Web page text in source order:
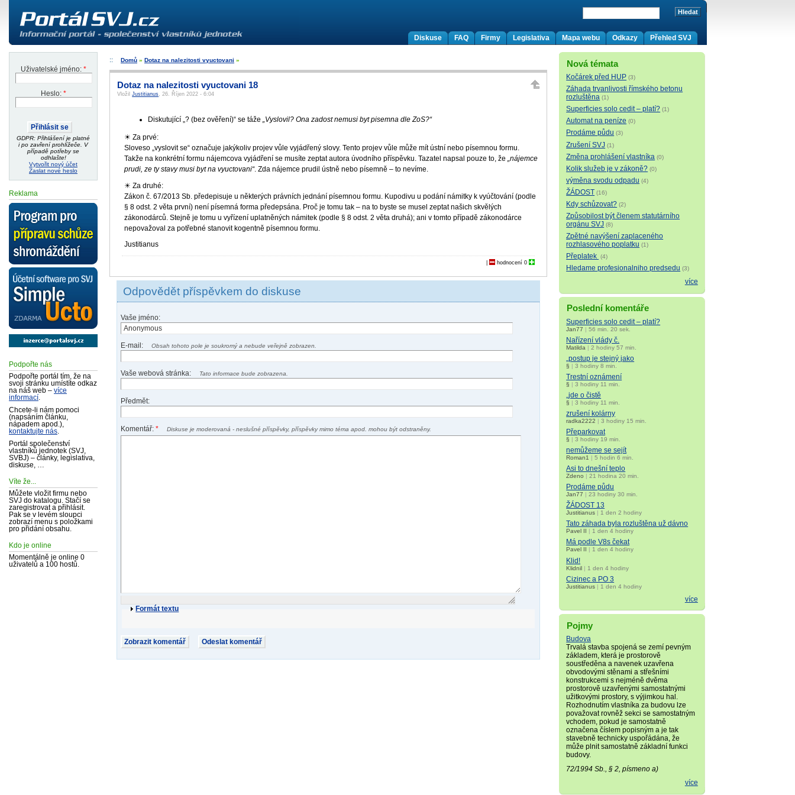
Přehled SVJ
Odkazy
Mapa webu
Legislativa
Firmy
FAQ
Diskuse
Uživatelské jméno: *
Heslo: *
GDPR: Přihlášení je platné
i po zavření prohlížeče. V
případě potřeby se
odhlašte!
Vytvořit nový účet
Zaslat nové heslo
Reklama
Podpořte nás
Podpořte portál tím, že na
svoji stránku umístíte odkaz
na náš web – více
informací
Chcete-li nám pomoci
(napsáním článku,
nápadem apod.),
kontaktujte nás
Portál společenství
vlastníků jednotek (SVJ,
SVBJ) – články, legislativa,
diskuse, …
Víte že...
Můžete vložit firmu nebo
SVJ do katalogu. Stačí se
zaregistrovat a přihlásit.
Pak se v levém sloupci
zobrazí menu s položkami
pro přidání obsahu.
Kdo je online
Momentálně je online 0
uživatelů a 100 hostů.
Nová témata
Kočárek před HUP (3)
Záhada trvanlivosti římského betonu
rozluštěna (1)
Superficies solo cedit – platí? (1)
Automat na peníze (0)
Prodáme půdu (3)
Zrušení SVJ (1)
Změna prohlášení vlastníka (0)
Kolik služeb je v zákoně? (0)
výměna svodu odpadu (4)
ŽÁDOST (16)
Kdy schůzovat? (2)
Způsobilost být členem statutárního
orgánu SVJ (8)
Zpětné navýšení zaplaceného
rozhlasového poplatku (1)
Přeplatek (4)
Hledame profesionalniho predsedu (3)
více
Poslední komentáře
Superficies solo cedit – platí?
Jan77 |56 min. 20 sek.
Nařízení vlády č.
Matilda |2 hodiny 57 min.
„postup je stejný jako
§ |3 hodiny 8 min.
Trestní oznámení
§ |3 hodiny 11 min.
„jde o čistě
§ |3 hodiny 11 min.
zrušení kolárny
radka2222 |3 hodiny 15 min.
Přeparkovat
§ |3 hodiny 19 min.
nemůžeme se sejít
Roman1 |5 hodin 6 min.
Asi to dnešní teplo
Zdeno |21 hodina 20 min.
Prodáme půdu
Jan77 |23 hodiny 30 min.
ŽÁDOST 13
Justitianus | 1 den 2 hodiny
Tato záhada byla rozluštěna už dávno
Pavel II 1 den 4 hodiny
Má podle V8s čekat
Pavel II 1 den 4 hodiny
Klid!
Klidnil | 1 den 4 hodiny
Cizinec a PO 3
Justitianus | 1 den 4 hodiny
více
Pojmy
Budova
Trvalá stavba spojená se zemí pevným
základem, která je prostorově
soustředěna a navenek uzavřena
obvodovými stěnami a střešními
konstrukcemi s nejméně dvěma
prostorově uzavřenými samostatnými
užitkovými prostory, s výjimkou hal.
Rozhodnutím vlastníka za budovu lze
považovat rovněž sekci se samostatným
vchodem, pokud je samostatně
označena číslem popisným a je tak
stavebně technicky uspořádána, že
může plnit samostatně základní funkci
budovy.
72/1994 Sb., § 2, písmeno a)
více
Domů » Dotaz na nalezitosti vyuctovani »
Dotaz na nalezitosti vyuctovani 18
VložilJustitianus, 26. Říjen 2022 - 6:04
Diskutující „? (bez ověření)“ se táže „Vyslovil? Ona zadost nemusi byt pisemna dle ZoS?“
☀ Za prvé:
Sloveso „vyslovit se“ označuje jakýkoliv projev vůle vyjádřený slovy. Tento projev vůle může mít ústní nebo písemnou formu.
Takže na konkrétní formu nájemcova vyjádření se musíte zeptat autora úvodního příspěvku. Tazatel napsal pouze to, že„nájemce
prudi, ze ty stavy musi byt na vyuctovani“. Zda nájemce prudil ústně nebo písemně – to nevíme.
☀ Za druhé:
Zákon č. 67/2013 Sb. předepisuje u některých právních jednání písemnou formu. Kupodivu u podání námitky k vyúčtování (podle
§ 8 odst. 2 věta první) není písemná forma předepsána. Proč je tomu tak – na to byste se musel zeptat našich skvělých
zákonodárců. Stejně je tomu u vyřízení uplatněných námitek (podle § 8 odst. 2 věta druhá); ani v tomto případě zákonodárce
nepovažoval za potřebné stanovit kogentně písemnou formu.
Justitianus
hodnocení 0
Odpovědět příspěvkem do diskuse
Vaše jméno:
E-mail: Obsah tohoto pole je soukromý a nebude veřejně zobrazen.
Vaše webová stránka: Tato informace bude zobrazena.
Předmět:
Komentář:* Diskuse je moderovaná - neslušné příspěvky, příspěvky mimo téma apod. mohou být odstraněny.
Formát textu